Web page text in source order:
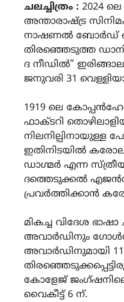
ചലച്ചിത്രം : 2024
അന്താരാഷ്ട്ര
നാഷണൽ ബോർഡ്
തിരഞ്ഞെടുത്ത
ദ നീഡിൽ”
ജനുവരി 31
1919 ലെ
ഫാക്ടറി
നിലനില്പിനായുള്ള
ഇതിനിടയിൽ
ഡാഗ്മർ എന്ന
ദത്തെടുക്കൽ
പ്രവർത്തിക്കാൻ
മികച്ച വിദേശ
അവാർഡിനും
അവാർഡിനുമായി 115
കോളേജ്
വൈകീട്ട് 6 ന്.